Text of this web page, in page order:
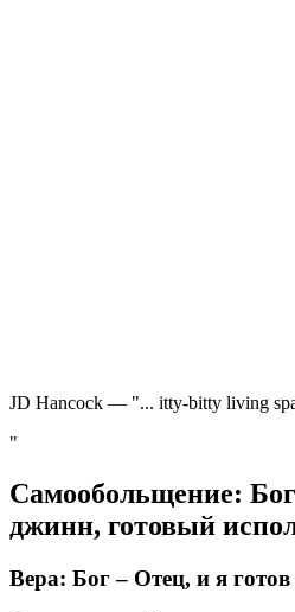
JD Hancock — "... itty-bitty living
"
Самообольщение:
джинн, готовый
Вера: Бог – Отец, и я